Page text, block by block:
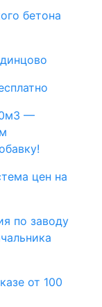
бетона
—
цен на
по заводу
от 100